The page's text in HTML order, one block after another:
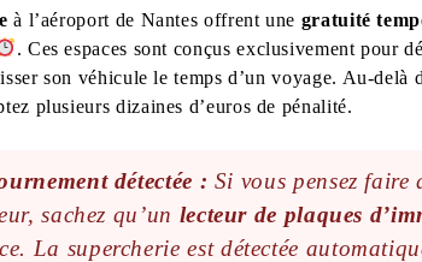
à l’aéroport de Nantes offrent une gratuité
. Ces espaces sont conçus exclusivement pour
son véhicule le temps d’un voyage. Au-delà
plusieurs dizaines d’euros de pénalité.
détectée : Si vous pensez
sachez qu’un lecteur de plaques
La supercherie est détectée